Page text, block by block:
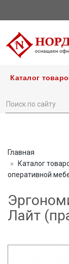
Каталог
Главная
Каталог
оперативной
Лайт